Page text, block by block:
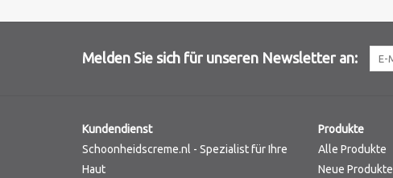
Melden Sie sich für unseren Newsletter an:
Kundendienst
Schoonheidscreme.nl - Spezialist für Ihre
Haut
Produkte
Alle Produkte
Neue Produkte